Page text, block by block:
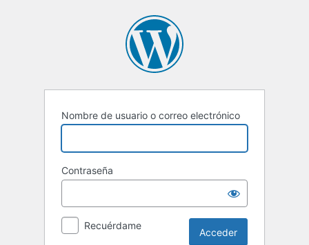
Nombre de usuario o correo electrónico
Contraseña
Recuérdame